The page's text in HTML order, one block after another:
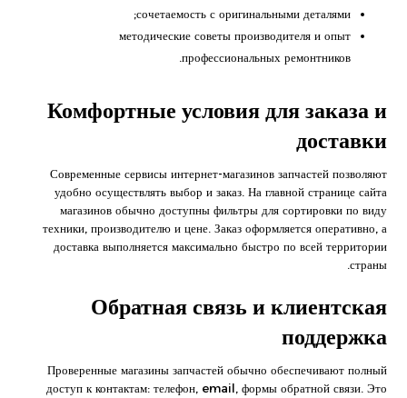
сочетаемость с оригинальными деталями;
методические советы производителя и опыт
профессиональных ремонтников.
Комфортные условия для заказа и
доставки
Современные сервисы интернет-магазинов запчастей позволяют
удобно осуществлять выбор и заказ. На главной странице сайта
магазинов обычно доступны фильтры для сортировки по виду
техники, производителю и цене. Заказ оформляется оперативно, а
доставка выполняется максимально быстро по всей территории
страны.
Обратная связь и клиентская
поддержка
Проверенные магазины запчастей обычно обеспечивают полный
доступ к контактам: телефон, email, формы обратной связи. Это